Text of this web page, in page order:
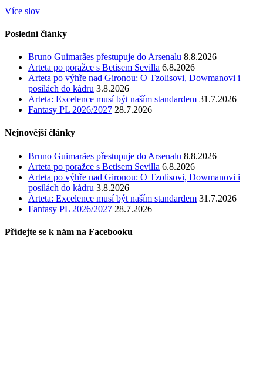
Více slov
Poslední články
Bruno Guimarães přestupuje do Arsenalu 8.8.2026
Arteta po poražce s Betisem Sevilla 6.8.2026
Arteta po výhře nad Gironou: O Tzolisovi, Dowmanovi i
posilách do kádru 3.8.2026
Arteta: Excelence musí být naším standardem 31.7.2026
Fantasy PL 2026/2027 28.7.2026
Nejnovější články
Bruno Guimarães přestupuje do Arsenalu 8.8.2026
Arteta po poražce s Betisem Sevilla 6.8.2026
Arteta po výhře nad Gironou: O Tzolisovi, Dowmanovi i
posilách do kádru 3.8.2026
Arteta: Excelence musí být naším standardem 31.7.2026
Fantasy PL 2026/2027 28.7.2026
Přidejte se k nám na Facebooku